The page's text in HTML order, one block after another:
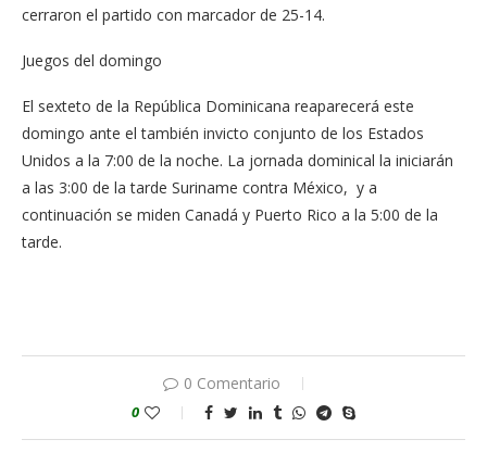
cerraron el partido con marcador de 25-14.
Juegos del domingo
El sexteto de la República Dominicana reaparecerá este
domingo ante el también invicto conjunto de los Estados
Unidos a la 7:00 de la noche. La jornada dominical la iniciarán
a las 3:00 de la tarde Suriname contra México, y a
continuación se miden Canadá y Puerto Rico a la 5:00 de la
tarde.
0 Comentario
0